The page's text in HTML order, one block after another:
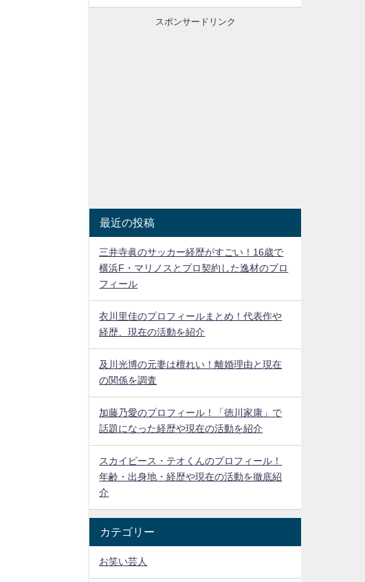
スポンサードリンク
最近の投稿
三井寺眞のサッカー経歴がすごい！16歳で
横浜F・マリノスとプロ契約した逸材のプロ
フィール
衣川里佳のプロフィールまとめ！代表作や
経歴、現在の活動を紹介
及川光博の元妻は檀れい！離婚理由と現在
の関係を調査
加藤乃愛のプロフィール！「徳川家康」で
話題になった経歴や現在の活動を紹介
スカイピース・テオくんのプロフィール！
年齢・出身地・経歴や現在の活動を徹底紹
介
カテゴリー
お笑い芸人